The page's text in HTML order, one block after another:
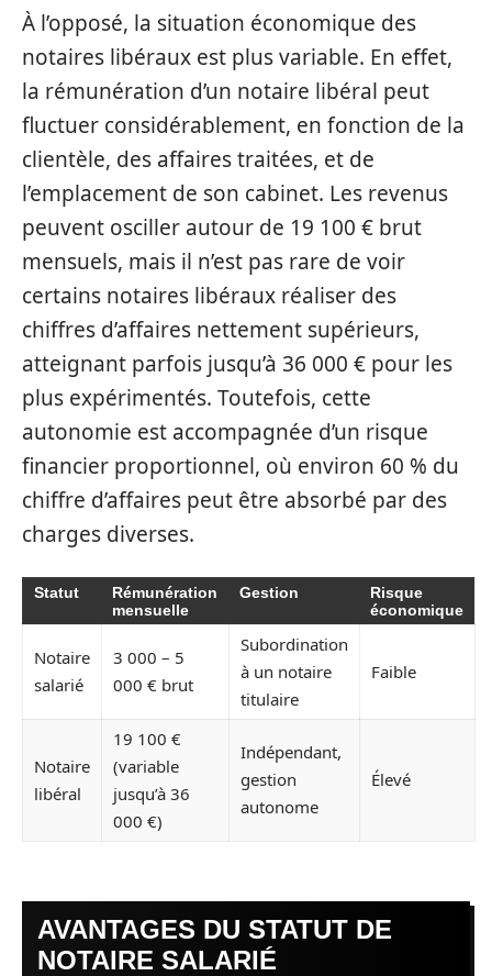
À l’opposé, la situation économique des
notaires libéraux est plus variable. En effet,
la rémunération d’un notaire libéral peut
fluctuer considérablement, en fonction de la
clientèle, des affaires traitées, et de
l’emplacement de son cabinet. Les revenus
peuvent osciller autour de 19 100 € brut
mensuels, mais il n’est pas rare de voir
certains notaires libéraux réaliser des
chiffres d’affaires nettement supérieurs,
atteignant parfois jusqu’à 36 000 € pour les
plus expérimentés. Toutefois, cette
autonomie est accompagnée d’un risque
financier proportionnel, où environ 60 % du
chiffre d’affaires peut être absorbé par des
charges diverses.
Statut
Rémunération
mensuelle
Gestion
Risque
économique
Notaire
salarié
3 000 – 5
000 € brut
Subordination
à un notaire
titulaire
Faible
Notaire
libéral
19 100 €
(variable
jusqu’à 36
000 €)
Indépendant,
gestion
autonome
Élevé
AVANTAGES DU STATUT DE
NOTAIRE SALARIÉ